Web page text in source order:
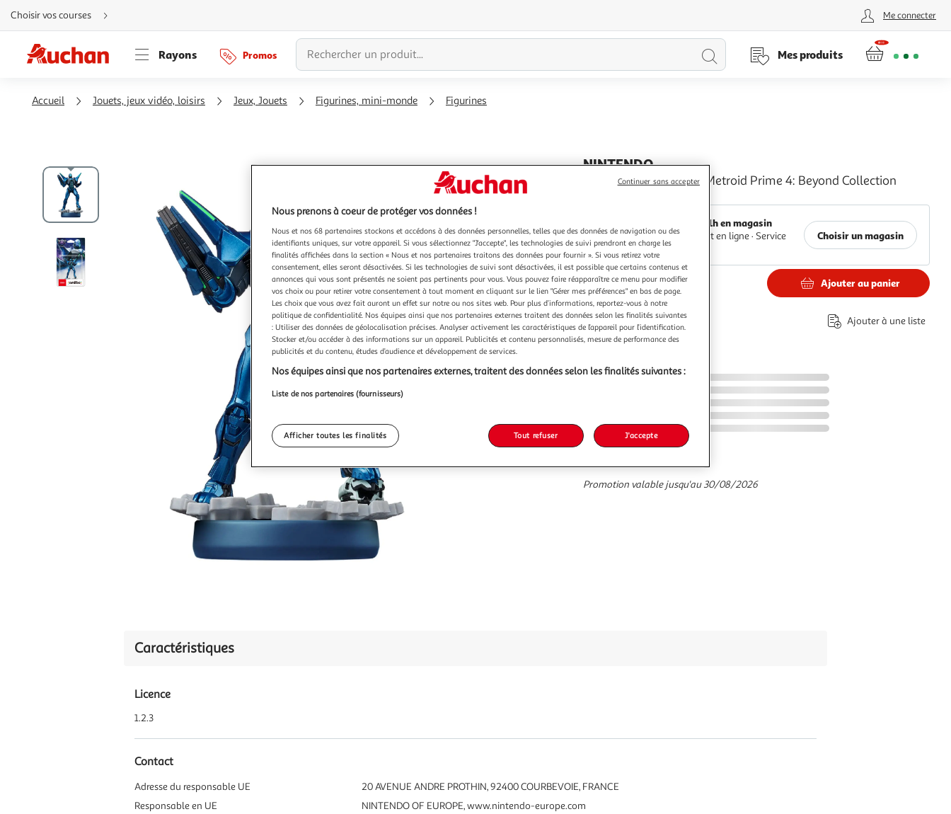
Aller
directement
au
Aller
directement
à
Aller
directement
Choisir vos courses Me connecter
Rayons Promos
Lancer
Mes produits
Accueil Jouets, jeux vidéo, loisirs Jeux, Jouets Figurines, mini-monde Figurines
Agrandir
l'illustration
200%
l'illustration
à
100
%
Partager
le
produit
NINTENDO
Figurine Amiibo Sylux Metroid Prime 4: Beyond Collection
Choisir un magasin
Retrait 1h en magasin
Paiement en ligne ·Service
4 € cagnottés
16,99€
16,99€ / pce
Ajouter au panier
Ajouter à une liste
Promotion valable jusqu'au 30/08/2026
Caractéristiques
Licence
1.2.3
Contact
Adresse du responsable UE
20 AVENUE ANDRE PROTHIN, 92400 COURBEVOIE, FRANCE
Responsable en UE
NINTENDO OF EUROPE, www.nintendo-europe.com
Nous prenons à coeur de protéger vos données !
Nous et nos 68 partenaires stockons et accédons à des données personnelles, telles que des données de navigation ou des
identifiants uniques, sur votre appareil. Si vous sélectionnez "J'accepte", les technologies de suivi prendront en charge les
finalités affichées dans la section « Nous et nos partenaires traitons des données pour fournir ». Si vous retirez votre
consentement, elles seront désactivées. Si les technologies de suivi sont désactivées, il est possible que certains contenus et
annonces qui vous sont présentés ne soient pas pertinents pour vous. Vous pouvez faire réapparaître ce menu pour modifier
vos choix ou pour retirer votre consentement à tout moment en cliquant sur le lien "Gérer mes préférences" en bas de page.
Les choix que vous avez fait auront un effet sur notre ou nos sites web. Pour plus d’informations, reportez-vous à notre
politique de confidentialité. Nos équipes ainsi que nos partenaires externes traitent des données selon les finalités suivantes
: Utiliser des données de géolocalisation précises. Analyser activement les caractéristiques de l’appareil pour l’identification.
Stocker et/ou accéder à des informations sur un appareil. Publicités et contenu personnalisés, mesure de performance des
publicités et du contenu, études d’audience et développement de services.
Nos équipes ainsi que nos partenaires externes, traitent des données selon les finalités suivantes :
Liste de nos partenaires (fournisseurs)
Afficher toutes les finalités Tout refuser J'accepte
Continuer sans accepter